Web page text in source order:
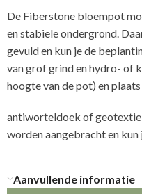
De Fiberstone bloempot
en stabiele ondergrond.
gevuld en kun je de
van grof grind en hydro- of
hoogte van de pot) en
antiworteldoek of
worden aangebracht en
Aanvullende informatie